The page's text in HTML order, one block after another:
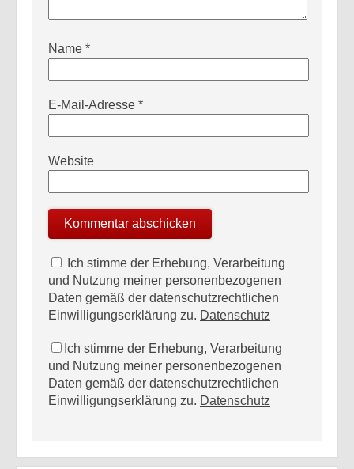
Name *
E-Mail-Adresse *
Website
Ich stimme der Erhebung, Verarbeitung
und Nutzung meiner personenbezogenen
Daten gemäß der datenschutzrechtlichen
Einwilligungserklärung zu. Datenschutz
Ich stimme der Erhebung, Verarbeitung
und Nutzung meiner personenbezogenen
Daten gemäß der datenschutzrechtlichen
Einwilligungserklärung zu. Datenschutz